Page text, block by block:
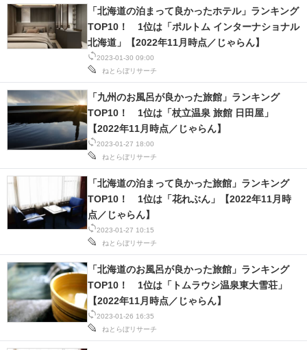
2023-01-30 09:00
ねとらぼリサーチ
「北海道の泊まって良かったホテル」ランキング
TOP10！ 1位は「ポルトム インターナショナル
北海道」【2022年11月時点／じゃらん】
2023-01-27 18:00
ねとらぼリサーチ
「九州のお風呂が良かった旅館」ランキング
TOP10！ 1位は「杖立温泉 旅館 日田屋」
【2022年11月時点／じゃらん】
2023-01-27 10:15
ねとらぼリサーチ
「北海道の泊まって良かった旅館」ランキング
TOP10！ 1位は「花れぶん」【2022年11月時
点／じゃらん】
2023-01-26 16:35
ねとらぼリサーチ
「北海道のお風呂が良かった旅館」ランキング
TOP10！ 1位は「トムラウシ温泉東大雪荘」
【2022年11月時点／じゃらん】